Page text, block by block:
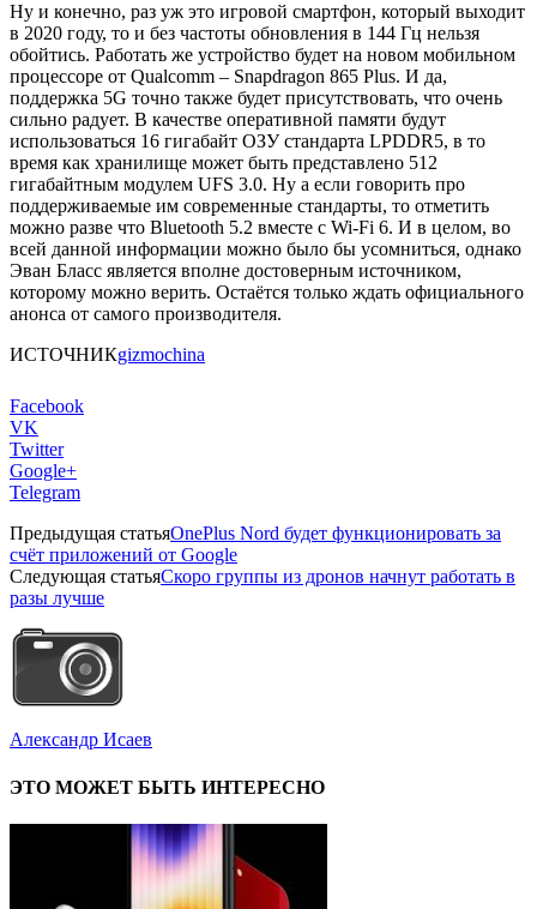
Ну и конечно, раз уж это игровой смартфон, который выходит
в 2020 году, то и без частоты обновления в 144 Гц нельзя
обойтись. Работать же устройство будет на новом мобильном
процессоре от Qualcomm – Snapdragon 865 Plus. И да,
поддержка 5G точно также будет присутствовать, что очень
сильно радует. В качестве оперативной памяти будут
использоваться 16 гигабайт ОЗУ стандарта LPDDR5, в то
время как хранилище может быть представлено 512
гигабайтным модулем UFS 3.0. Ну а если говорить про
поддерживаемые им современные стандарты, то отметить
можно разве что Bluetooth 5.2 вместе с Wi-Fi 6. И в целом, во
всей данной информации можно было бы усомниться, однако
Эван Бласс является вполне достоверным источником,
которому можно верить. Остаётся только ждать официального
анонса от самого производителя.
ИСТОЧНИКgizmochina
Facebook
VK
Twitter
Google+
Telegram
Предыдущая статьяOnePlus Nord будет функционировать за
счёт приложений от Google
Следующая статьяСкоро группы из дронов начнут работать в
разы лучше
Александр Исаев
ЭТО МОЖЕТ БЫТЬ ИНТЕРЕСНО